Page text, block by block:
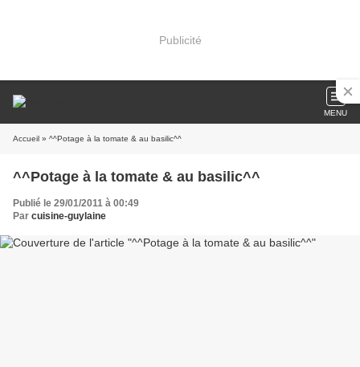
Publicité
MENU
Accueil » ^^Potage à la tomate & au basilic^^
^^Potage à la tomate & au basilic^^
Publié le 29/01/2011 à 00:49
Par cuisine-guylaine